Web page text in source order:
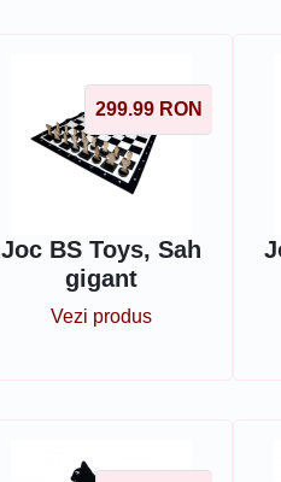
299.99 RON
Joc BS Toys, Sah
gigant
Vezi produs